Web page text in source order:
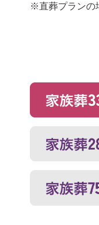
※直葬プランの